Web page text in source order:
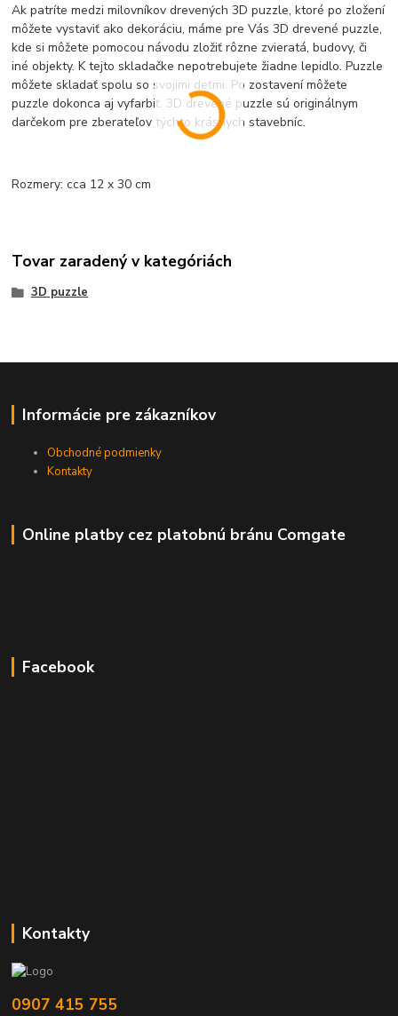
Ak patríte medzi milovníkov drevených 3D puzzle, ktoré po zložení
môžete vystaviť ako dekoráciu, máme pre Vás 3D drevené puzzle,
kde si môžete pomocou návodu zložiť rôzne zvieratá, budovy, či
iné objekty. K tejto skladačke nepotrebujete žiadne lepidlo. Puzzle
môžete skladať spolu so svojimi deťmi. Po zostavení môžete
puzzle dokonca aj vyfarbiť. 3D drevené puzzle sú originálnym
darčekom pre zberateľov týchto krásnych stavebníc.
Rozmery: cca 12 x 30 cm
Tovar zaradený v kategóriách
3D puzzle
Informácie pre zákazníkov
Obchodné podmienky
Kontakty
Online platby cez platobnú bránu Comgate
Facebook
Kontakty
0907 415 755